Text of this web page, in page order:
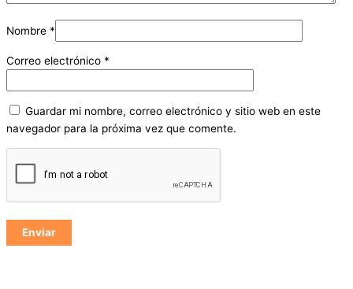
Nombre *
Correo electrónico *
Guardar mi nombre, correo electrónico y sitio web en este
navegador para la próxima vez que comente.